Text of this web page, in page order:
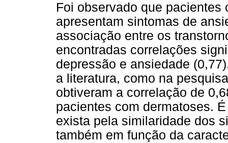
Foi observado que
apresentam sintomas de
associação entre os
encontradas correlações
depressão e ansiedade
a literatura, como na
obtiveram a correlação de
pacientes com dermatoses.
exista pela similaridade dos
também em função da